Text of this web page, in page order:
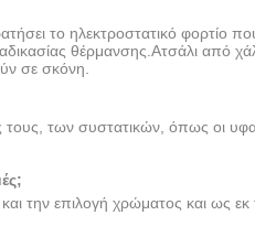
το ηλεκτροστατικό φορτίο
θέρμανσης.Ατσάλι από
σε σκόνη.
τους, των συστατικών, όπως οι
την επιλογή χρώματος και ως εκ